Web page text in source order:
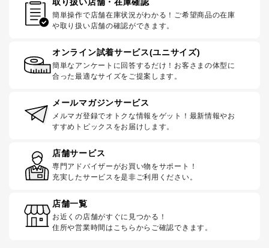
取り扱い店舗・在庫確認
簡単操作で店舗在庫状況がわかる！ご希望商品の在庫
や取り扱い店舗の確認ができます。
オンライン試着サービス(ユニサイズ)
簡単なアンケートに回答するだけ！お客さまの体型に
合った最適なサイズをご提案します。
メールマガジンサービス
メルマガ登録でオトクな情報をゲット！最新情報やお
すすめトピックスをお届けします。
店舗サービス
専門アドバイザーがお買い物をサポート！
充実したサービスを是非ご利用ください。
店舗一覧
お近くの店舗がすぐに見つかる！
住所や営業時間はこちらからご確認できます。